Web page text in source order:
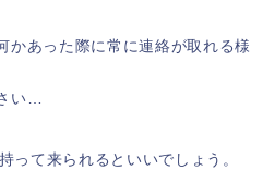
かあった際に常に連絡が取れる様
い…
って来られるといいでしょう。